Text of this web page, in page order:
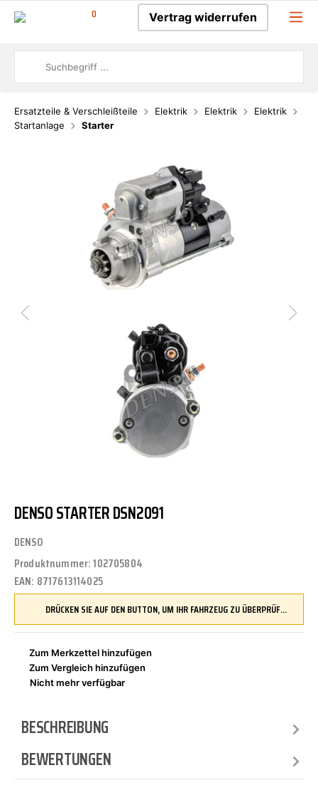
0 Vertrag widerrufen
Ersatzteile & Verschleißteile Elektrik Elektrik
Elektrik
Startanlage
Starter
DENSO STARTER DSN2091
DENSO
Produktnummer:102705804
EAN: 8717613114025
DRÜCKEN SIE AUF DEN BUTTON, UM IHR FAHRZEUG ZU ÜBERPRÜFEN UND SICHERZUSTELLEN, DASS DIESES TEIL KOMPATIBEL IST, BEVOR SIE ES BESTELLEN
Zum Merkzettel hinzufügen
Zum Vergleich hinzufügen
Nicht mehr verfügbar
BESCHREIBUNG
BEWERTUNGEN